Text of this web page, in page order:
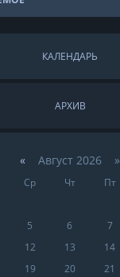
КАЛЕНДАРЬ
АРХИВ
«Август 2026 »
Ср Чт Пт
5 6 7
12 13 14
19 20 21